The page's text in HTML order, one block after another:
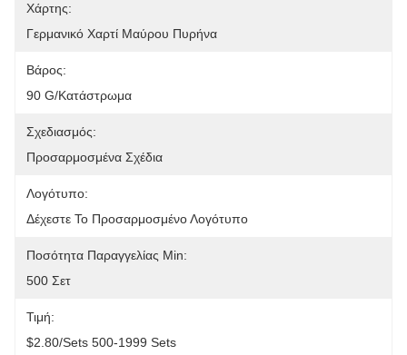
Χάρτης:
Γερμανικό Χαρτί Μαύρου Πυρήνα
Βάρος:
90 G/κατάστρωμα
Σχεδιασμός:
Προσαρμοσμένα Σχέδια
Λογότυπο:
Δέχεστε Το Προσαρμοσμένο Λογότυπο
Ποσότητα Παραγγελίας Min:
500 Σετ
Τιμή:
$2.80/sets 500-1999 Sets